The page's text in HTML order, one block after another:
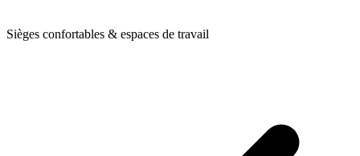
Sièges confortables & espaces de travail